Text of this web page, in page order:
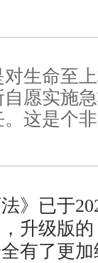
生命至
愿实施
这是个
已于
升级版
有了更